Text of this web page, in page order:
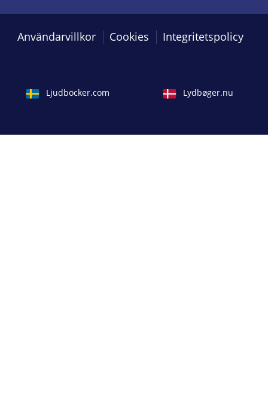
Användarvillkor Cookies Integritetspolicy
Ljudböcker.com Lydbøger.nu